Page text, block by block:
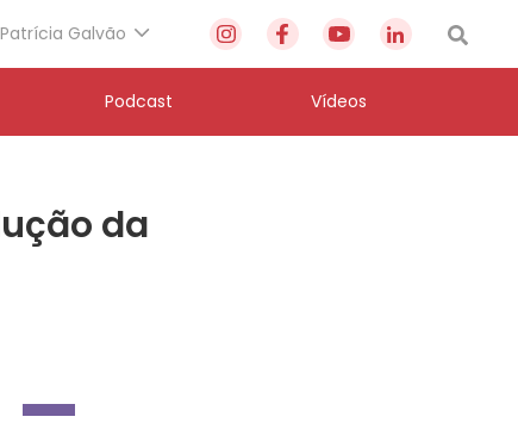
Galvão
Podcast Vídeos
da